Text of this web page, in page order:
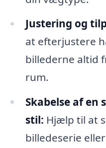
Justering og
at efterjustere
billederne altid
rum.
Skabelse af
stil: Hjælp til at
billedeserie